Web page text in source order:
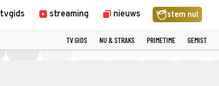
tvgids streaming nieuws stem nu!
TV GIDS NU & STRAKS PRIMETIME GEMIST